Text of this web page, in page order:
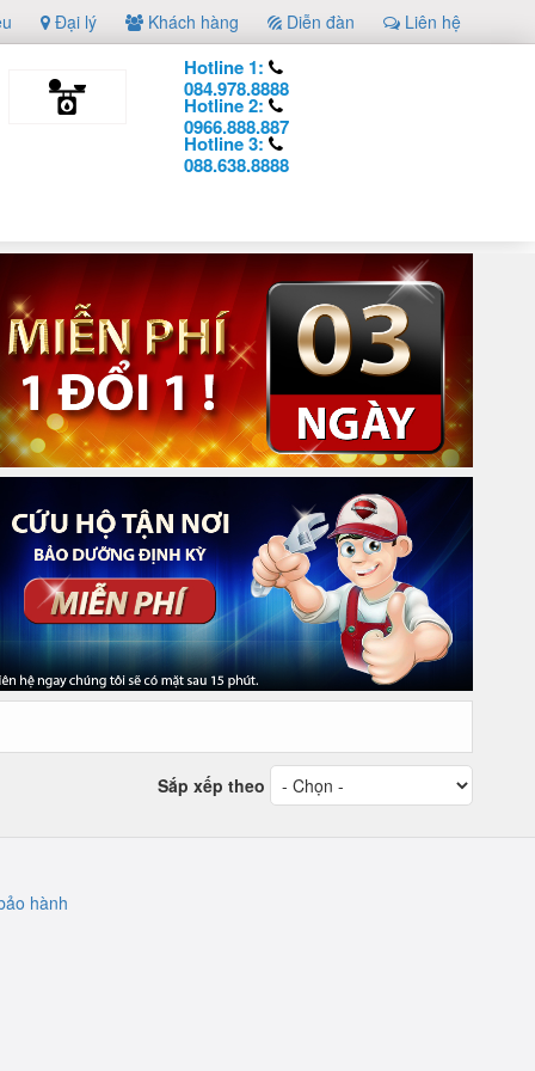
Liên hệ
Diễn đàn
Khách hàng
Đại lý
Hotline 1:
084.978.8888
Hotline 2:
0966.888.887
Hotline 3:
088.638.8888
Sắp xếp theo
hành